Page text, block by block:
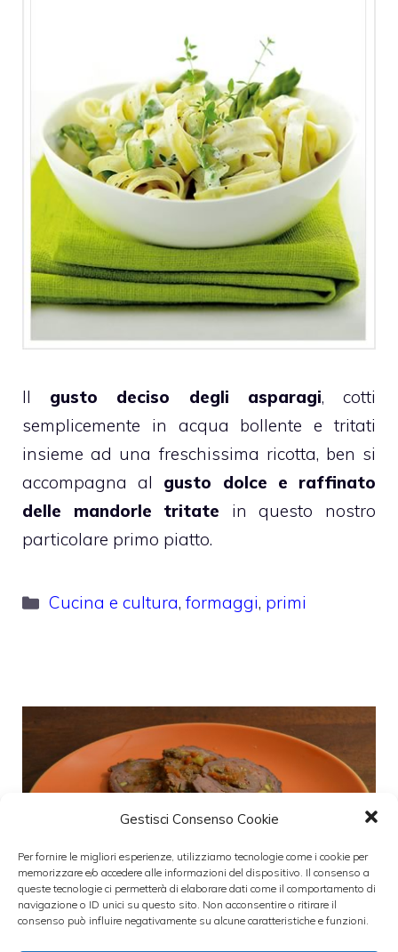
Gestisci Consenso Cookie
Per fornire le migliori esperienze, utilizziamo tecnologie come i cookie per
memorizzare e/o accedere alle informazioni del dispositivo. Il consenso a
queste tecnologie ci permetterà di elaborare dati come il comportamento di
navigazione o ID unici su questo sito. Non acconsentire o ritirare il
consenso può influire negativamente su alcune caratteristiche e funzioni.
Il gusto deciso degli asparagi, cotti
semplicemente in acqua bollente e tritati
insieme ad una freschissima ricotta, ben si
accompagna al gusto dolce e raffinato
delle mandorle tritate in questo nostro
particolare primo piatto.
Categorie
Cucina e cultura,formaggi, primi